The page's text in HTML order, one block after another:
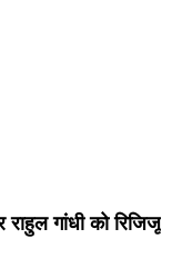
गांधी को रिजिजू